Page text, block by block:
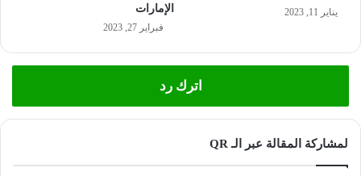
يناير 11, 2023
الإمارات
فبراير 27, 2023
اترك رد
لمشاركة المقالة عبر الـ QR